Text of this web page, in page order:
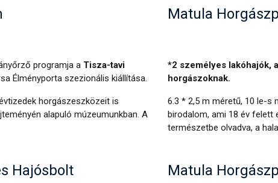
programja a Tisza-tavi
Élményporta szezionális kiállítása.
horgászeszközeit is
alapuló múzeumunkban. A
Hajósbolt
Matula
*2 személyes lakóhajók,
horgászoknak.
6.3 * 2,5 m méretű, 10 le-
birodalom, ami 18 év felett
természetbe olvadva, a
Matula